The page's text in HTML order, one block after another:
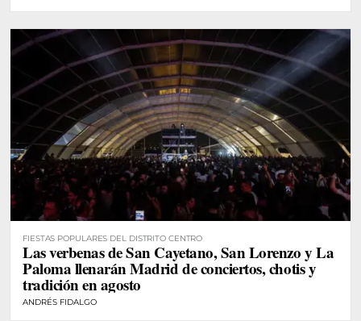
FIESTAS POPULARES DEL DISTRITO CENTRO
Las verbenas de San Cayetano, San Lorenzo y La
Paloma llenarán Madrid de conciertos, chotis y
tradición en agosto
ANDRÉS FIDALGO